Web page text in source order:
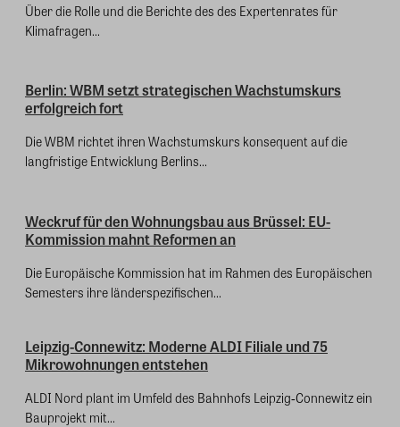
Über die Rolle und die Berichte des des Expertenrates für
Klimafragen...
Berlin: WBM setzt strategischen Wachstumskurs
erfolgreich fort
Die WBM richtet ihren Wachstumskurs konsequent auf die
langfristige Entwicklung Berlins...
Weckruf für den Wohnungsbau aus Brüssel: EU-
Kommission mahnt Reformen an
Die Europäische Kommission hat im Rahmen des Europäischen
Semesters ihre länderspezifischen...
Leipzig-Connewitz: Moderne ALDI Filiale und 75
Mikrowohnungen entstehen
ALDI Nord plant im Umfeld des Bahnhofs Leipzig‑Connewitz ein
Bauprojekt mit...